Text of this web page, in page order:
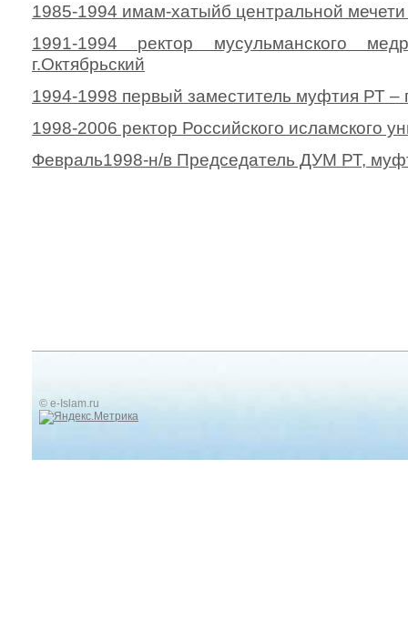
1985-1994 имам-хатыйб центральной мечети
1991-1994 ректор мусульманского
г.Октябрьский
1994-1998 первый заместитель муфтия РТ –
1998-2006 ректор Российского исламского
Февраль1998-н/в Председатель ДУМ РТ,
© e-Islam.ru